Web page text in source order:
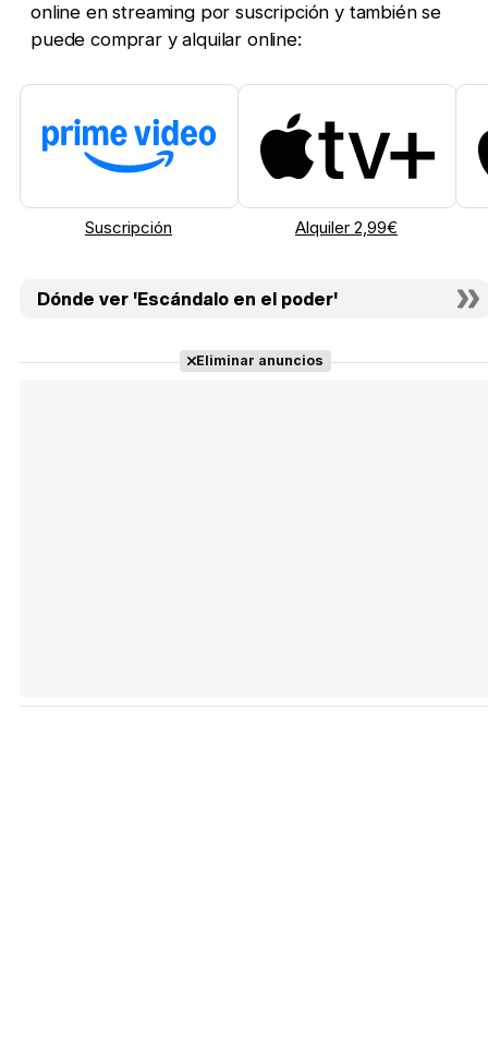
online en streaming por suscripción y también se
puede comprar y alquilar online:
Suscripción Alquiler 2,99€
Dónde ver 'Escándalo en el poder'
Eliminar anuncios